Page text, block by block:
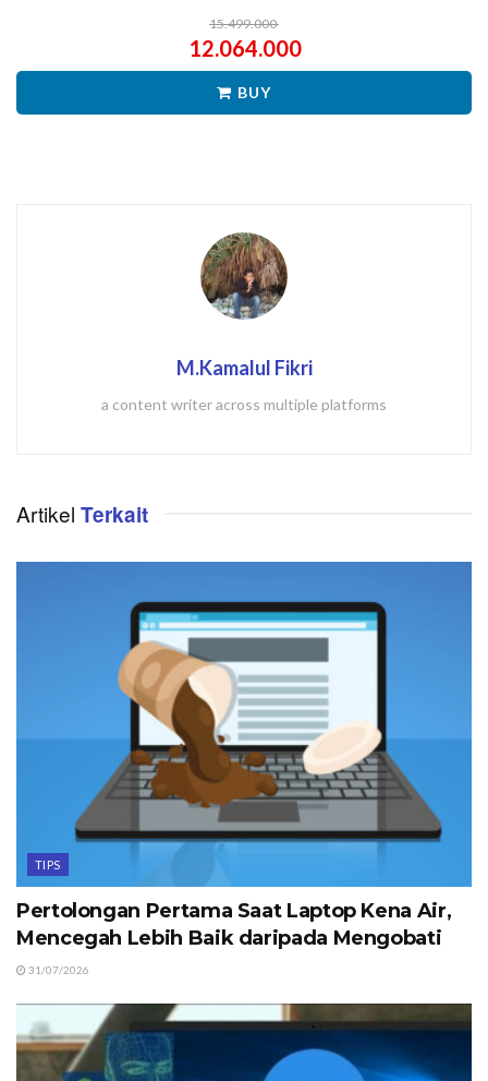
15.499.000
12.064.000
BUY
M.Kamalul Fikri
a content writer across multiple platforms
Artikel Terkait
TIPS
Pertolongan Pertama Saat Laptop Kena Air,
Mencegah Lebih Baik daripada Mengobati
31/07/2026